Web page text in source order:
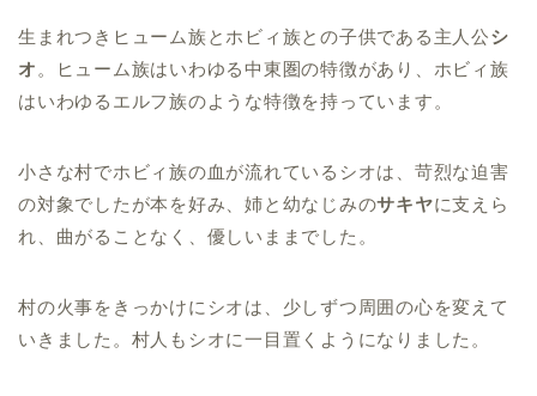
生まれつきヒューム族とホビィ族との子供である主人公シ
オ 。ヒューム族はいわゆる中東圏の特徴があり、ホビィ族
はいわゆるエルフ族のような特徴を持っています。
小さな村でホビィ族の血が流れているシオは、苛烈な迫害
の対象でしたが本を好み、姉と幼なじみのサキヤに支えら
れ、曲がることなく、優しいままでした。
村の火事をきっかけにシオは、少しずつ周囲の心を変えて
いきました。村人もシオに一目置くようになりました。